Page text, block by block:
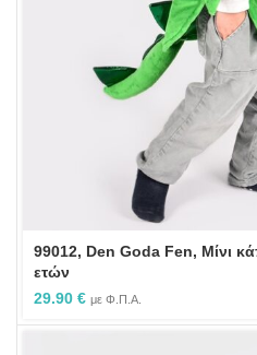
99012, Den Goda Fen, Μίνι
ετών
29.90 € με Φ.Π.Α.